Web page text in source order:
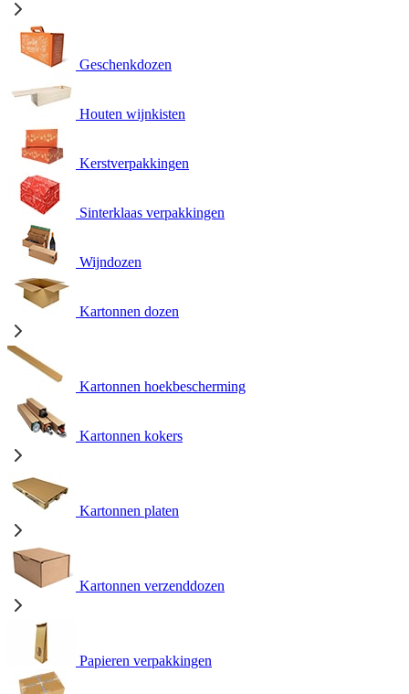
Geschenkdozen
Houten wijnkisten
Kerstverpakkingen
Sinterklaas verpakkingen
Wijndozen
Kartonnen dozen
Kartonnen hoekbescherming
Kartonnen kokers
Kartonnen platen
Kartonnen verzenddozen
Papieren verpakkingen